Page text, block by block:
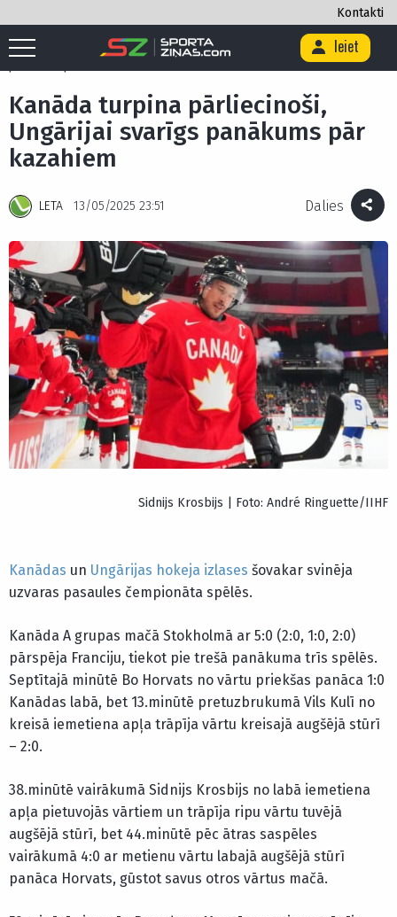
Kontakti
Ieiet
Sākums / Kanāda turpina pārliecinoši, Ungārijai svarīgs
Kanāda turpina pārliecinoši,
Ungārijai svarīgs panākums pār
kazahiem
LETA 13/05/2025 23:51 Dalies
Sidnijs Krosbijs | Foto: André Ringuette/IIHF
Kanādas un Ungārijas hokeja izlases šovakar svinēja
uzvaras pasaules čempionāta spēlēs.
Kanāda A grupas mačā Stokholmā ar 5:0 (2:0, 1:0, 2:0)
pārspēja Franciju, tiekot pie trešā panākuma trīs spēlēs.
Septītajā minūtē Bo Horvats no vārtu priekšas panāca 1:0
Kanādas labā, bet 13.minūtē pretuzbrukumā Vils Kulī no
kreisā iemetiena apļa trāpīja vārtu kreisajā augšējā stūrī
– 2:0.
38.minūtē vairākumā Sidnijs Krosbijs no labā iemetiena
apļa pietuvojās vārtiem un trāpīja ripu vārtu tuvējā
augšējā stūrī, bet 44.minūtē pēc ātras saspēles
vairākumā 4:0 ar metienu vārtu labajā augšējā stūrī
panāca Horvats, gūstot savus otros vārtus mačā.